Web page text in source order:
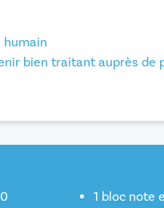
humain
bien traitant auprès de
1 bloc note